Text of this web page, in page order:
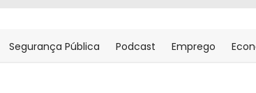
Segurança Pública Podcast Emprego